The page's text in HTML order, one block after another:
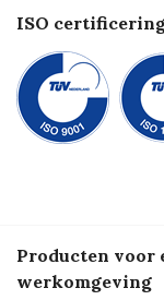
ISO
Producten voor
werkomgeving